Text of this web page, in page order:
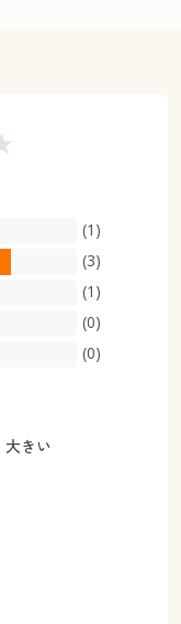
(1)
(3)
(1)
(0)
(0)
大きい